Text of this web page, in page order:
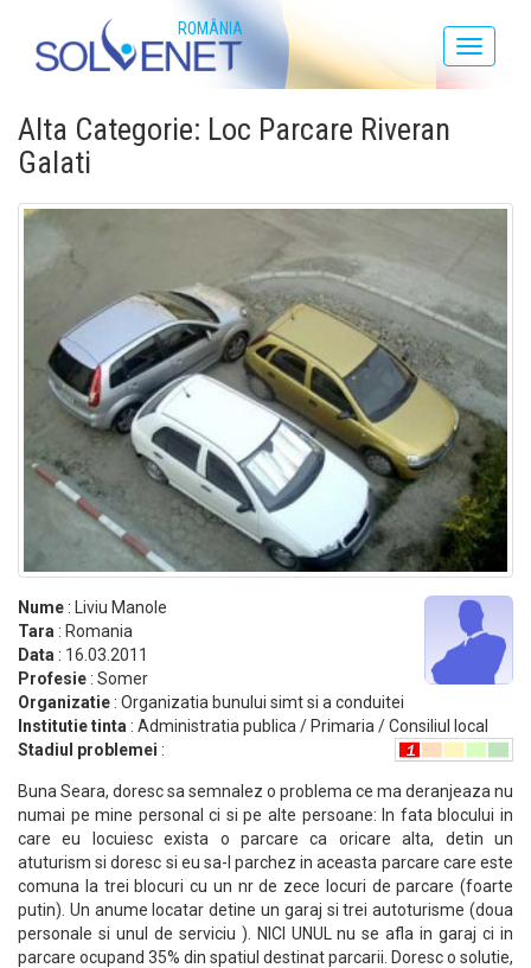
Toggle
ROMÂNIA
Alta Categorie: Loc Parcare Riveran
Galati
Nume : Liviu Manole
Tara : Romania
Data : 16.03.2011
Profesie : Somer
Organizatie : Organizatia bunului simt si a conduitei
Institutie tinta : Administratia publica / Primaria / Consiliul local
Stadiul problemei :
Buna Seara, doresc sa semnalez o problema ce ma deranjeaza nu
numai pe mine personal ci si pe alte persoane: In fata blocului in
care eu locuiesc exista o parcare ca oricare alta, detin un
atuturism si doresc si eu sa-l parchez in aceasta parcare care este
comuna la trei blocuri cu un nr de zece locuri de parcare (foarte
putin). Un anume locatar detine un garaj si trei autoturisme (doua
personale si unul de serviciu ). NICI UNUL nu se afla in garaj ci in
parcare ocupand 35% din spatiul destinat parcarii. Doresc o solutie,